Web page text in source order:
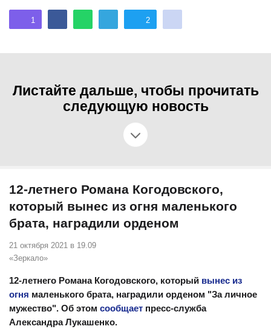
1 2
Листайте дальше, чтобы прочитать
следующую новость